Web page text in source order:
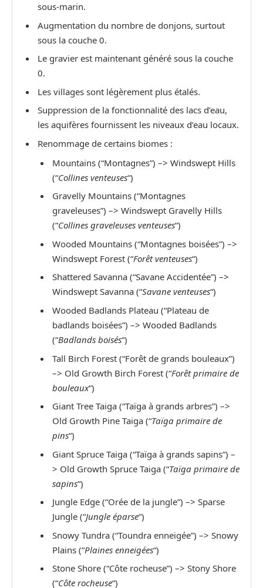
sous-marin.
Augmentation du nombre de donjons, surtout
sous la couche 0.
Le gravier est maintenant généré sous la couche
0.
Les villages sont légèrement plus étalés.
Suppression de la fonctionnalité des lacs d’eau,
les aquifères fournissent les niveaux d’eau locaux.
Renommage de certains biomes :
Mountains (“Montagnes”) –> Windswept Hills
(“Collines venteuses“)
Gravelly Mountains (“Montagnes
graveleuses”) –> Windswept Gravelly Hills
(“Collines graveleuses venteuses“)
Wooded Mountains (“Montagnes boisées”) –>
Windswept Forest (“Forêt venteuses“)
Shattered Savanna (“Savane Accidentée”) –>
Windswept Savanna (“Savane venteuses“)
Wooded Badlands Plateau (“Plateau de
badlands boisées”) –> Wooded Badlands
(“Badlands boisés“)
Tall Birch Forest (“Forêt de grands bouleaux”)
–> Old Growth Birch Forest (“Forêt primaire de
bouleaux“)
Giant Tree Taiga (“Taïga à grands arbres”) –>
Old Growth Pine Taiga (“Taïga primaire de
pins“)
Giant Spruce Taiga (“Taïga à grands sapins”) –
> Old Growth Spruce Taiga (“Taïga primaire de
sapins“)
Jungle Edge (“Orée de la jungle”) –> Sparse
Jungle (“Jungle éparse“)
Snowy Tundra (“Toundra enneigée”) –> Snowy
Plains (“Plaines enneigées“)
Stone Shore (“Côte rocheuse”) –> Stony Shore
(“Côte rocheuse“)